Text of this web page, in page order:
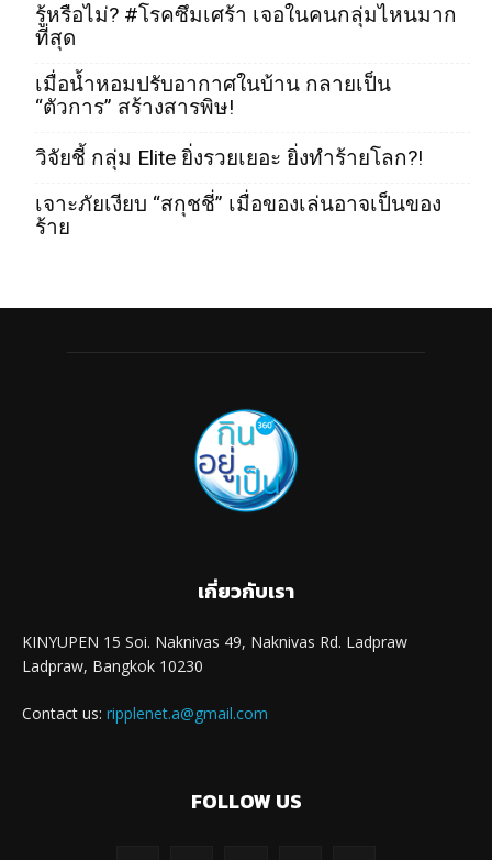
รู้หรือไม่? #โรคซึมเศร้า เจอในคนกลุ่มไหนมาก
ที่สุด
เมื่อน้ำหอมปรับอากาศในบ้าน กลายเป็น
“ตัวการ” สร้างสารพิษ!
วิจัยชี้ กลุ่ม Elite ยิ่งรวยเยอะ ยิ่งทำร้ายโลก?!
เจาะภัยเงียบ “สกุชชี่” เมื่อของเล่นอาจเป็นของ
ร้าย
เกี่ยวกับเรา
KINYUPEN 15 Soi. Naknivas 49, Naknivas Rd. Ladpraw
Ladpraw, Bangkok 10230
Contact us: ripplenet.a@gmail.com
FOLLOW US